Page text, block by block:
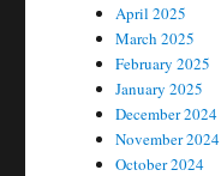
April 2025
March 2025
February 2025
January 2025
December 2024
November 2024
October 2024